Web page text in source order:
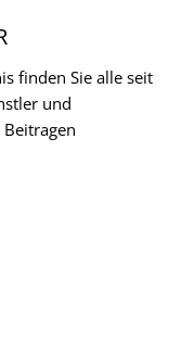
finden Sie alle seit
und